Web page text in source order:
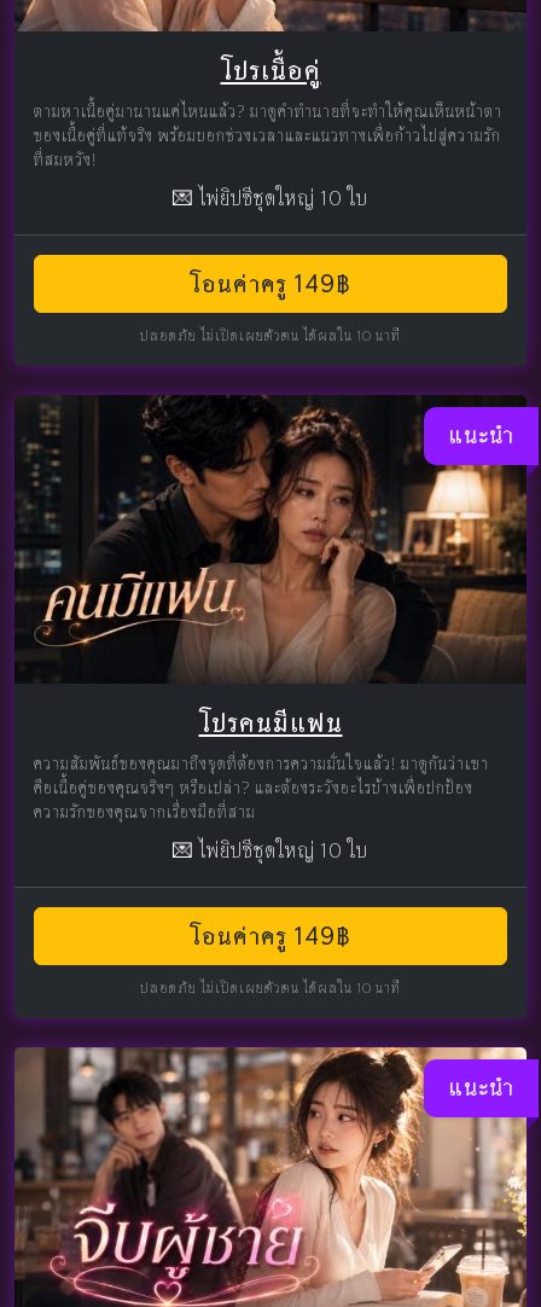
โปรเนื้อคู่
ตามหาเนื้อคู่มานานแค่ไหนแล้ว? มาดูคำทำนายที่จะทำให้คุณเห็นหน้าตา
ของเนื้อคู่ที่แท้จริง พร้อมบอกช่วงเวลาและแนวทางเพื่อก้าวไปสู่ความรัก
ที่สมหวัง!
💌 ไพ่ยิปซีชุดใหญ่ 10 ใบ
โอนค่าครู 149฿
ปลอดภัย ไม่เปิดเผยตัวตน ได้ผลใน 10 นาที
แนะนำ
โปรคนมีแฟน
ความสัมพันธ์ของคุณมาถึงจุดที่ต้องการความมั่นใจแล้ว! มาดูกันว่าเขา
คือเนื้อคู่ของคุณจริงๆ หรือเปล่า? และต้องระวังอะไรบ้างเพื่อปกป้อง
ความรักของคุณจากเรื่องมือที่สาม
💌 ไพ่ยิปซีชุดใหญ่ 10 ใบ
โอนค่าครู 149฿
ปลอดภัย ไม่เปิดเผยตัวตน ได้ผลใน 10 นาที
แนะนำ